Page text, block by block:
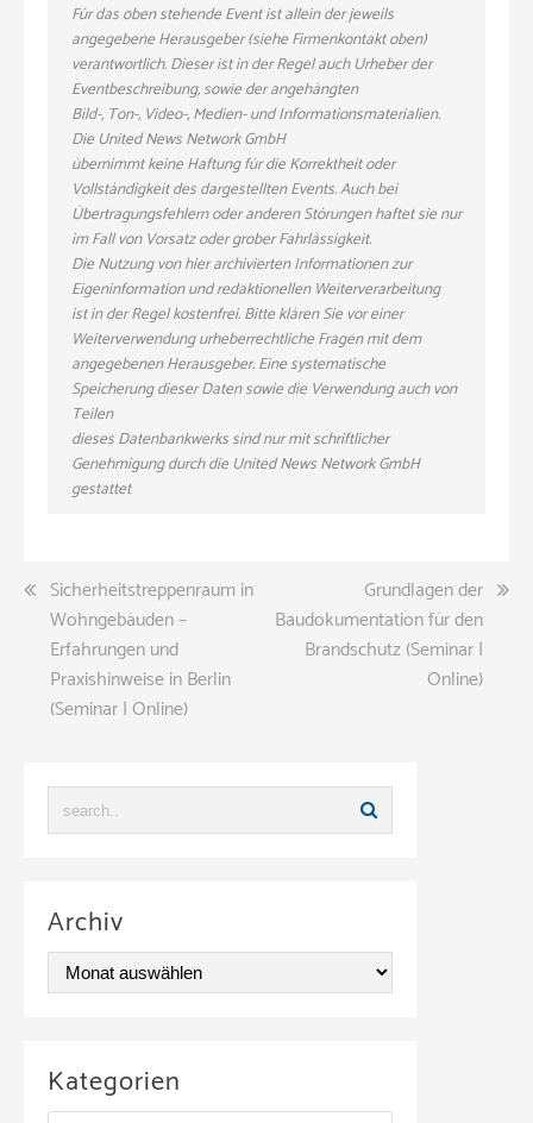
Für das oben stehende Event ist allein der jeweils
angegebene Herausgeber (siehe Firmenkontakt oben)
verantwortlich. Dieser ist in der Regel auch Urheber der
Eventbeschreibung, sowie der angehängten
Bild-, Ton-, Video-, Medien- und Informationsmaterialien.
Die United News Network GmbH
übernimmt keine Haftung für die Korrektheit oder
Vollständigkeit des dargestellten Events. Auch bei
Übertragungsfehlern oder anderen Störungen haftet sie nur
im Fall von Vorsatz oder grober Fahrlässigkeit.
Die Nutzung von hier archivierten Informationen zur
Eigeninformation und redaktionellen Weiterverarbeitung
ist in der Regel kostenfrei. Bitte klären Sie vor einer
Weiterverwendung urheberrechtliche Fragen mit dem
angegebenen Herausgeber. Eine systematische
Speicherung dieser Daten sowie die Verwendung auch von
Teilen
dieses Datenbankwerks sind nur mit schriftlicher
Genehmigung durch die United News Network GmbH
gestattet
Beitragsnavigation
Sicherheitstreppenraum in
Wohngebäuden –
Erfahrungen und
Praxishinweise in Berlin
(Seminar | Online)
Grundlagen der
Baudokumentation für den
Brandschutz (Seminar |
Online)
Archiv
hKategorien